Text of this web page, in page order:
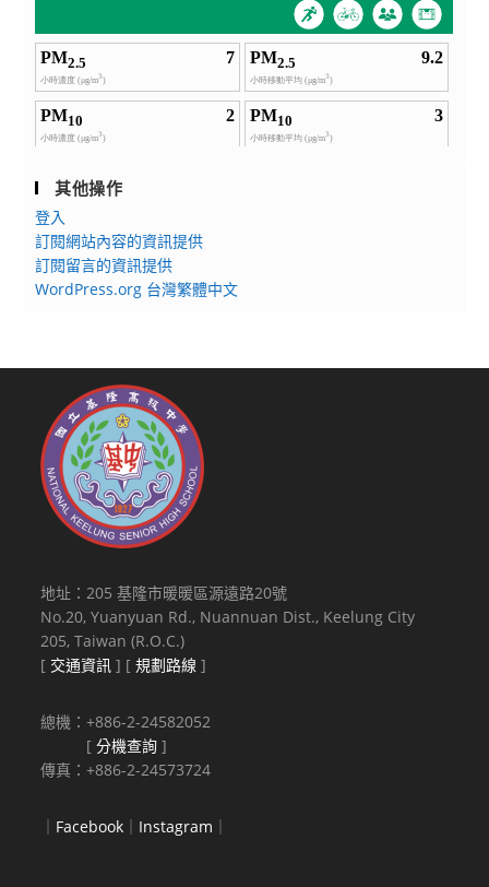
其他操作
登入
訂閱網站內容的資訊提供
訂閱留言的資訊提供
WordPress.org 台灣繁體中文
地址：205 基隆市暖暖區源遠路20號
No.20, Yuanyuan Rd., Nuannuan Dist., Keelung City
205, Taiwan (R.O.C.)
[ 交通資訊 ] [規劃路線 ]
總機：+886-2-24582052
[分機查詢 ]
傳真：+886-2-24573724
｜ Facebook ｜ Instagram ｜